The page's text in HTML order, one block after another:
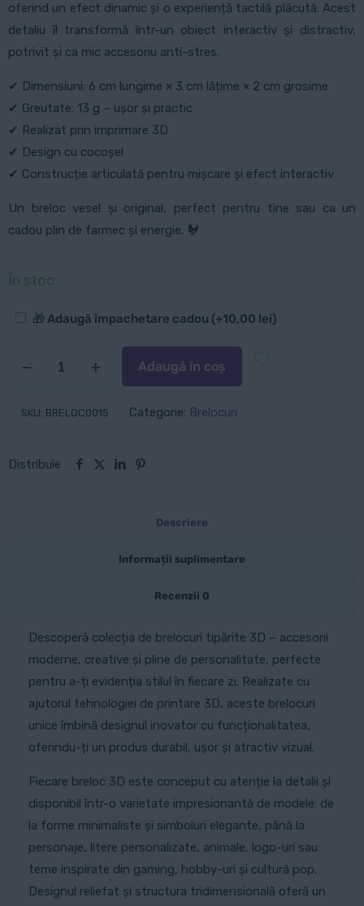
oferind un efect dinamic și o experiență tactilă plăcută. Acest
detaliu îl transformă într-un obiect interactiv și distractiv,
potrivit și ca mic accesoriu anti-stres.
✔ Dimensiuni: 6 cm lungime × 3 cm lățime × 2 cm grosime
✔ Greutate: 13 g – ușor și practic
✔ Realizat prin imprimare 3D
✔ Design cu cocoșel
✔ Construcție articulată pentru mișcare și efect interactiv
Un breloc vesel și original, perfect pentru tine sau ca un
cadou plin de farmec și energie. 🐓
În stoc
Opțiuni
🎁 Adaugă împachetare cadou (+10,00 lei)
Adaugă în coș
SKU: BRELOC0015 Categorie: Brelocuri
Distribuie
Descriere
Informații suplimentare
Recenzii 0
Descoperă colecția de brelocuri tipărite 3D – accesorii
moderne, creative și pline de personalitate, perfecte
pentru a-ți evidenția stilul în fiecare zi. Realizate cu
ajutorul tehnologiei de printare 3D, aceste brelocuri
unice îmbină designul inovator cu funcționalitatea,
oferindu-ți un produs durabil, ușor și atractiv vizual.
Fiecare breloc 3D este conceput cu atenție la detalii și
disponibil într-o varietate impresionantă de modele: de
la forme minimaliste și simboluri elegante, până la
personaje, litere personalizate, animale, logo-uri sau
teme inspirate din gaming, hobby-uri și cultură pop.
Designul reliefat și structura tridimensională oferă un